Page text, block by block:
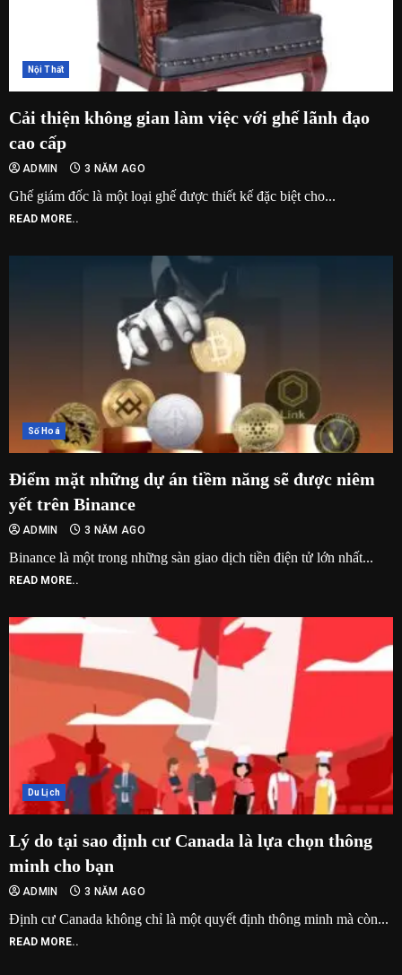
Nội Thất
Cải thiện không gian làm việc với ghế lãnh đạo
cao cấp
ADMIN 3 NĂM AGO
Ghế giám đốc là một loại ghế được thiết kế đặc biệt cho...
READ MORE..
Số Hoá
Điểm mặt những dự án tiềm năng sẽ được niêm
yết trên Binance
ADMIN 3 NĂM AGO
Binance là một trong những sàn giao dịch tiền điện tử lớn nhất...
READ MORE..
Du Lịch
Lý do tại sao định cư Canada là lựa chọn thông
minh cho bạn
ADMIN 3 NĂM AGO
Định cư Canada không chỉ là một quyết định thông minh mà còn...
READ MORE..